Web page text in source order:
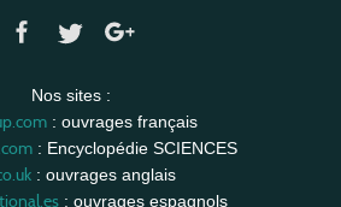
Nos sites :
: ouvrages français
: Encyclopédie SCIENCES
: ouvrages anglais
: ouvrages espagnols